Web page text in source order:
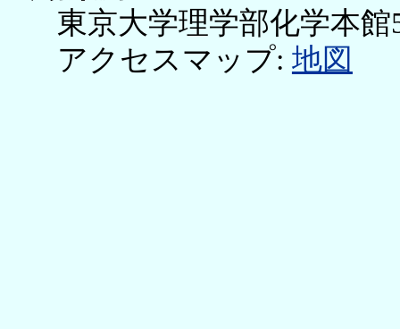
東京大学理学部化学本館
アクセスマップ: 地図